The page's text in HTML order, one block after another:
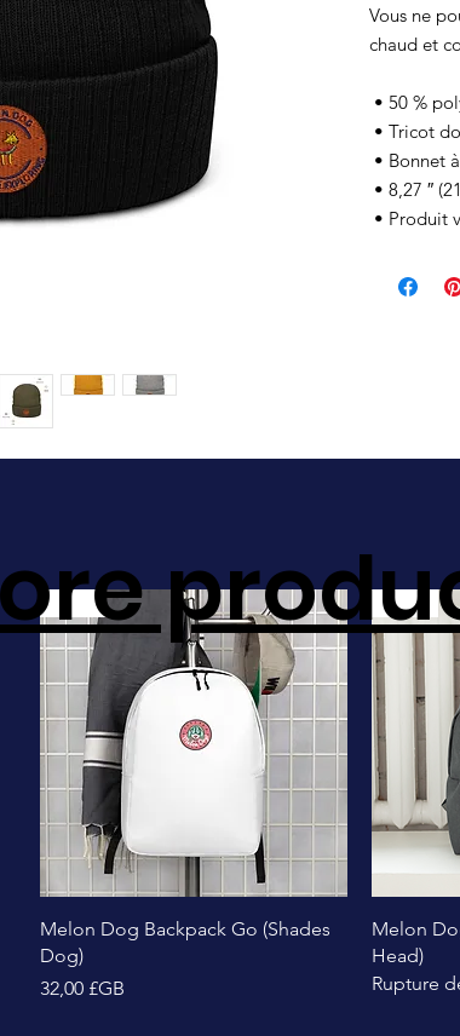
Aperçu rapide
Sale!
Melon Dog Backpack Go (Shades
Dog)
Prix
32,00 £GB
Sale!
Melon
Head)
Rupture
Vous ne
chaud et
• 50 %
• Tricot
• Bonnet
• 8,27 ″
• Produit